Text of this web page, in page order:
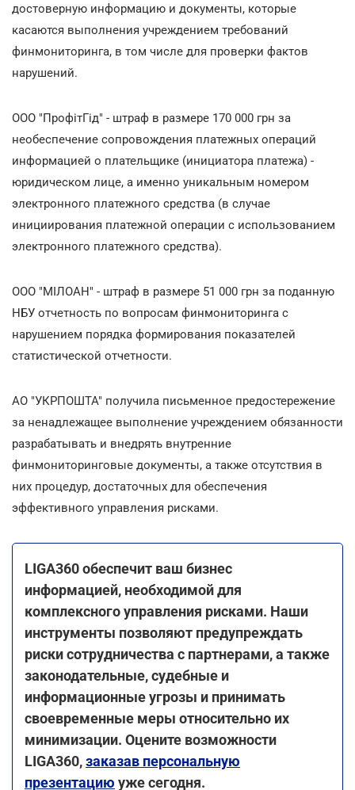
достоверную информацию и документы, которые
касаются выполнения учреждением требований
финмониторинга, в том числе для проверки фактов
нарушений.
ООО "ПрофітГід" - штраф в размере 170 000 грн за
необеспечение сопровождения платежных операций
информацией о плательщике (инициатора платежа) -
юридическом лице, а именно уникальным номером
электронного платежного средства (в случае
инициирования платежной операции с использованием
электронного платежного средства).
ООО "МІЛОАН" - штраф в размере 51 000 грн за поданную
НБУ отчетность по вопросам финмониторинга с
нарушением порядка формирования показателей
статистической отчетности.
АО "УКРПОШТА" получила письменное предостережение
за ненадлежащее выполнение учреждением обязанности
разрабатывать и внедрять внутренние
финмониторинговые документы, а также отсутствия в
них процедур, достаточных для обеспечения
эффективного управления рисками.
LIGA360 обеспечит ваш бизнес
информацией, необходимой для
комплексного управления рисками. Наши
инструменты позволяют предупреждать
риски сотрудничества с партнерами, а также
законодательные, судебные и
информационные угрозы и принимать
своевременные меры относительно их
минимизации. Оцените возможности
LIGA360,заказав персональную
презентацию уже сегодня.